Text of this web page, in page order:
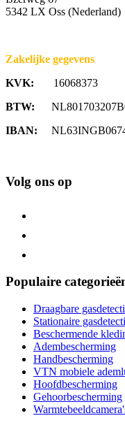
5342 LX Oss (Nederland)
Zakelijke gegevens
KVK: 16068373
BTW:
IBAN:
Volg ons op
Populaire
Draagbare
Stationaire
Beschermende
Adembescherming
Handbescherming
VTN mobiele
Hoofdbescherming
Gehoorbescherming